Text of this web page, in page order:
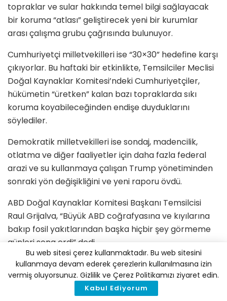
topraklar ve sular hakkında temel bilgi sağlayacak
bir koruma “atlası” geliştirecek yeni bir kurumlar
arası çalışma grubu çağrısında bulunuyor.
Cumhuriyetçi milletvekilleri ise “30×30” hedefine karşı
çıkıyorlar. Bu haftaki bir etkinlikte, Temsilciler Meclisi
Doğal Kaynaklar Komitesi’ndeki Cumhuriyetçiler,
hükümetin “üretken” kalan bazı topraklarda sıkı
koruma koyabileceğinden endişe duyduklarını
söylediler.
Demokratik milletvekilleri ise sondaj, madencilik,
otlatma ve diğer faaliyetler için daha fazla federal
arazi ve su kullanmaya çalışan Trump yönetiminden
sonraki yön değişikliğini ve yeni raporu övdü.
ABD Doğal Kaynaklar Komitesi Başkanı Temsilcisi
Raul Grijalva, “Büyük ABD coğrafyasına ve kıyılarına
bakıp fosil yakıtlarından başka hiçbir şey görmeme
günleri sona erdi” dedi.
İklim Haber'i Google'da tercih edilen
kaynak olarak ekleyin
Bu web sitesi çerez kullanmaktadır. Bu web sitesini
kullanmaya devam ederek çerezlerin kullanılmasına izin
vermiş oluyorsunuz. Gizlilik ve Çerez Politikamızı ziyaret edin.
Kabul Ediyorum